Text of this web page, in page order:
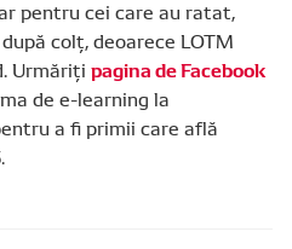
pentru cei care au ratat,
colț, deoarece LOTM
Urmăriți pagina de Facebook
de e-learning la
a fi primii care află